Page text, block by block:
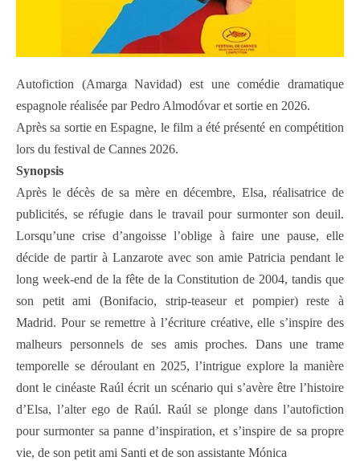
Autofiction (Amarga Navidad) est une comédie dramatique
espagnole réalisée par Pedro Almodóvar et sortie en 2026.
Après sa sortie en Espagne, le film a été présenté en compétition
lors du festival de Cannes 2026.
Synopsis
Après le décès de sa mère en décembre, Elsa, réalisatrice de
publicités, se réfugie dans le travail pour surmonter son deuil.
Lorsqu’une crise d’angoisse l’oblige à faire une pause, elle
décide de partir à Lanzarote avec son amie Patricia pendant le
long week-end de la fête de la Constitution de 2004, tandis que
son petit ami (Bonifacio, strip-teaseur et pompier) reste à
Madrid. Pour se remettre à l’écriture créative, elle s’inspire des
malheurs personnels de ses amis proches. Dans une trame
temporelle se déroulant en 2025, l’intrigue explore la manière
dont le cinéaste Raúl écrit un scénario qui s’avère être l’histoire
d’Elsa, l’alter ego de Raúl. Raúl se plonge dans l’autofiction
pour surmonter sa panne d’inspiration, et s’inspire de sa propre
vie, de son petit ami Santi et de son assistante Mónica